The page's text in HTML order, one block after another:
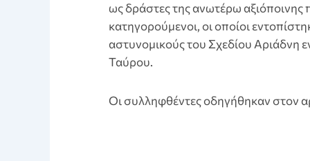
ως δράστες της ανωτέρω αξιόποινης
κατηγορούμενοι, οι οποίοι
αστυνομικούς του Σχεδίου
Ταύρου.
Οι συλληφθέντες οδηγήθηκαν στον